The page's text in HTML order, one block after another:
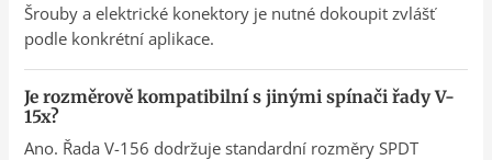
Šrouby a elektrické konektory je nutné dokoupit zvlášť
podle konkrétní aplikace.
Je rozměrově kompatibilní s jinými spínači řady V-
15x?
Ano. Řada V-156 dodržuje standardní rozměry SPDT